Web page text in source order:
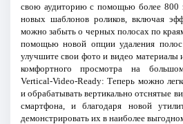
свою аудиторию с помощью более 800
новых шаблонов роликов, включая
можно забыть о черных полосах по
помощью новой опции удаления
улучшите свои фото и видео материалы
комфортного просмотра на
Vertical-Video-Ready: Теперь можно
и обрабатывать вертикально отснятые
смартфона, и благодаря новой
демонстрировать их в наиболее